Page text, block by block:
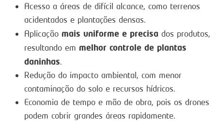
Acesso a áreas de difícil alcance, como terrenos
acidentados e plantações densas.
Aplicação mais uniforme e precisa dos produtos,
resultando em melhor controle de plantas
daninhas.
Redução do impacto ambiental, com menor
contaminação do solo e recursos hídricos.
Economia de tempo e mão de obra, pois os drones
podem cobrir grandes áreas rapidamente.